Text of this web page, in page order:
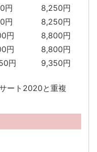
円
8,250円
円
8,250円
円
8,800円
円
8,800円
円
9,350円
ート2020と重複